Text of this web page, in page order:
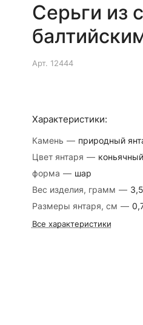
Серьги из
Арт. 12444
Характеристики:
Камень — природный
Цвет янтаря — коньячный
форма — шар
Вес изделия, грамм — 3,5
Размеры янтаря, см —
Все характеристики